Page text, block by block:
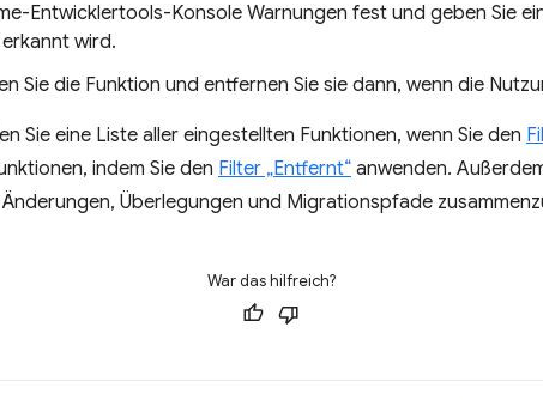
Entwicklertools-Konsole Warnungen fest und geben Sie
wird.
Sie die Funktion und entfernen Sie sie dann, wenn die
Sie eine Liste aller eingestellten Funktionen, wenn Sie den
indem Sie den Filter „Entfernt“ anwenden.
Überlegungen und Migrationspfade
War das hilfreich?